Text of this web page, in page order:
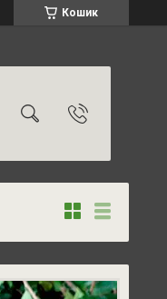
Кошик